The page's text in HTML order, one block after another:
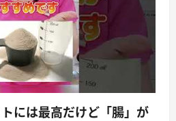
トには最高だけど「腸」が